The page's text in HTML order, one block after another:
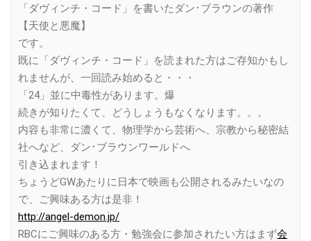
「ダヴィンチ・コード」を書いたダン･ブラウンの著作
【天使と悪魔】
です。
既に「ダヴィンチ・コード」を読まれた方はご存知かもし
れませんが、一回読み始めると・・・
「24」並に中毒性があります。爆
続きが知りたくて、どうしょうもなくなります。。。
内容も非常に濃くて、物理学から芸術へ、宗教から秘密結
社へなど、ダン･ブラウンワールドへ
引き込まれます！
ちょうどGWあたりに日本で映画も公開されるみたいなの
で、ご興味ある方は是非！
http://angel-demon.jp/
RBCにご興味のある方・勉強会に参加されたい方はまず会